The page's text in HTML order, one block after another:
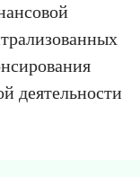
деятельности